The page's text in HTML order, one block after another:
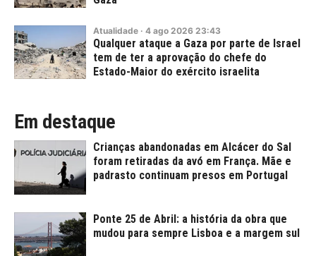
Atualidade · 4 ago 2026 23:43
Qualquer ataque a Gaza por parte de Israel
tem de ter a aprovação do chefe do
Estado-Maior do exército israelita
Em destaque
Crianças abandonadas em Alcácer do Sal
foram retiradas da avó em França. Mãe e
padrasto continuam presos em Portugal
Ponte 25 de Abril: a história da obra que
mudou para sempre Lisboa e a margem sul